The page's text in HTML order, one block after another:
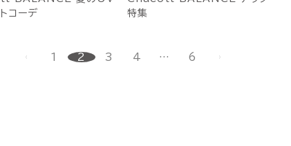
コーデ
特集
1 2 3 4 … 6